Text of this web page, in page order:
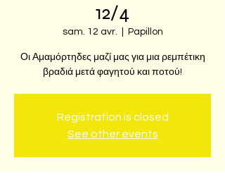
12/4
sam. 12 avr. Papillon
Οι Αμαμόρτηδες μαζί μας για μια ρεμπέτικη
βραδιά μετά φαγητού και ποτού!
Registration is closed
See other events